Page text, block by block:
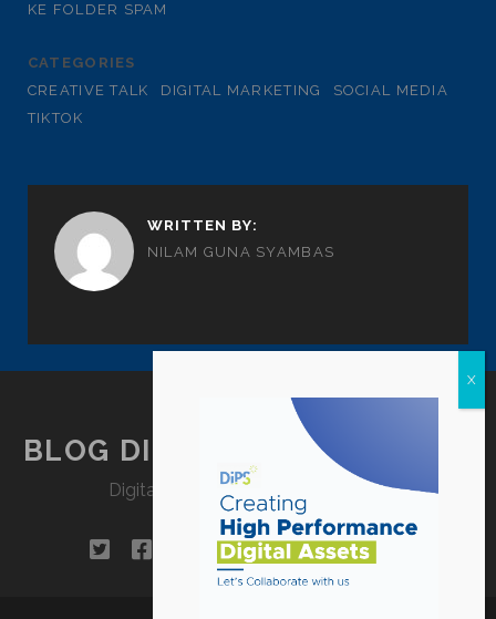
KE FOLDER SPAM
CATEGORIES
CREATIVE TALK
DIGITAL MARKETING
SOCIAL MEDIA
TIKTOK
WRITTEN BY:
NILAM GUNA SYAMBAS
BLOG DIPSTRATEGY JAKARTA
Digital Agency Jakarta – Indonesia
twitterfacebookinstagram
linkedin
tiktokpinterest
youtube